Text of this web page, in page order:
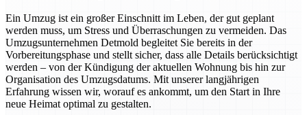
Ein Umzug ist ein großer Einschnitt im Leben, der gut geplant
werden muss, um Stress und Überraschungen zu vermeiden. Das
Umzugsunternehmen Detmold begleitet Sie bereits in der
Vorbereitungsphase und stellt sicher, dass alle Details berücksichtigt
werden – von der Kündigung der aktuellen Wohnung bis hin zur
Organisation des Umzugsdatums. Mit unserer langjährigen
Erfahrung wissen wir, worauf es ankommt, um den Start in Ihre
neue Heimat optimal zu gestalten.